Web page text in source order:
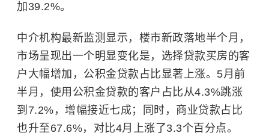
加39.2%。
中介机构最新监测显示，楼市新政落地半个月，
市场呈现出一个明显变化是，选择贷款买房的客
户大幅增加，公积金贷款占比显著上涨。5月前
半月，使用公积金贷款的客户占比从4.3%跳涨
到7.2%，增幅接近七成；同时，商业贷款占比
也升至67.6%，对比4月上涨了3.3个百分点。